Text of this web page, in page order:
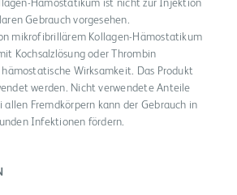
Hämostatikum ist nicht zur Injektion
Gebrauch vorgesehen.
mikrofibrillärem Kollagen-Hämostatikum
Kochsalzlösung oder Thrombin
Wirksamkeit. Das Produkt
werden. Nicht verwendete Anteile
allen Fremdkörpern kann der Gebrauch in
Infektionen fördern.